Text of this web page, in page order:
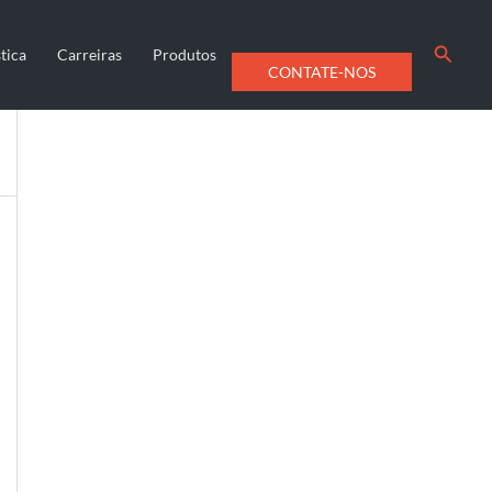
Carreiras
Produtos
CONTATE-NOS